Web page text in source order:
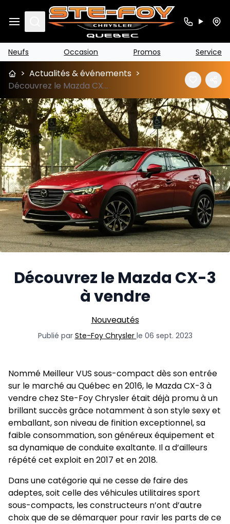
Search
Neufs Occasion Promos Service
> Actualités & événements >
Découvrez le Mazda CX-3 à vendre
Découvrez le Mazda CX-3
à vendre
Nouveautés
Publié par Ste-Foy Chrysler le 06 sept. 2023
Nommé Meilleur VUS sous-compact dès son entrée
sur le marché au Québec en 2016, le Mazda CX-3 à
vendre chez Ste-Foy Chrysler était déjà promu à un
brillant succès grâce notamment à son style sexy et
emballant, son niveau de finition exceptionnel, sa
faible consommation, son généreux équipement et
sa dynamique de conduite exaltante. Il a d’ailleurs
répété cet exploit en 2017 et en 2018.
Dans une catégorie qui ne cesse de faire des
adeptes, soit celle des véhicules utilitaires sport
sous-compacts, les constructeurs n’ont d’autre
choix que de se démarquer pour ravir les parts de ce